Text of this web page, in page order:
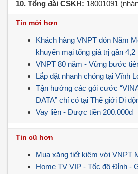
10. Tổng đài CSKH: 18001091
Tin mới hơn
Khách hàng VNPT đón Năm
khuyến mại tổng giá trị gần 4,2
VNPT 80 năm - Vững bước
Lắp đặt nhanh chóng tại Vĩnh
Tận hưởng các gói cước
DATA” chỉ có tại Thế giới Di
Vay liền - Được tiền 200.000đ
Tin cũ hơn
Mua xăng tiết kiệm với VNPT
Home TV VIP - Tốc độ Đỉnh -